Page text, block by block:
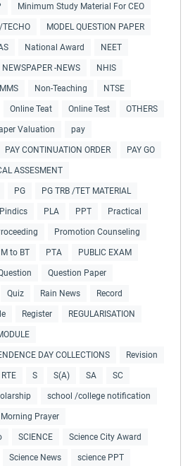
Minimum Study Material For CEO
TECHO MODEL QUESTION PAPER
National Award NEET
NEWSPAPER -NEWS NHIS
Non-Teaching NTSE
Online Teat Online Test OTHERS
Valuation pay
PAY CONTINUATION ORDER PAY GO
ASSESMENT
PG PG TRB /TET MATERIAL
Pindics PLA PPT Practical
Promotion Counseling
to BT PTA PUBLIC EXAM
Question Paper
Quiz Rain News Record
Register REGULARISATION
DAY COLLECTIONS Revision
RTE S S(A) SA SC
school /college notification
Prayer
SCIENCE Science City Award
Science News science PPT